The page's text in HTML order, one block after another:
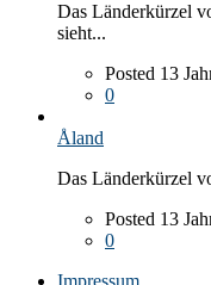
Das Länderkürzel
sieht...
Posted 13
0
Åland
Das Länderkürzel
Posted 13
0